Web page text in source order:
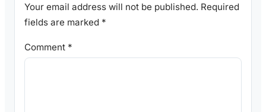
Your email address will not be published. Required
fields are marked *
Comment *